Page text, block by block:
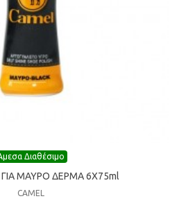
Διαθέσιμο
ΓΙΑ ΜΑΥΡΟ ΔΕΡΜΑ 6Χ75ml
CAMEL